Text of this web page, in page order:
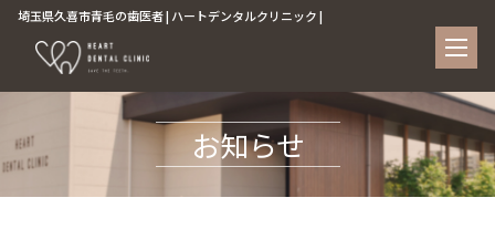
埼玉県久喜市青毛の歯医者 | ハートデンタルクリニック |
お知らせ